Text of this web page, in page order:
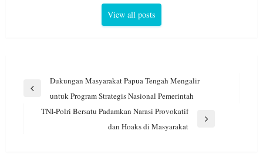
View all posts
Navigasi
Previous
Dukungan Masyarakat Papua Tengah Mengalir
untuk Program Strategis Nasional Pemerintah
TNI-Polri Bersatu Padamkan Narasi Provokatif
dan Hoaks di Masyarakat